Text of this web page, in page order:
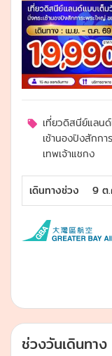
เที่ยวดิสนีย์แลน
เช้านองปิงสักก
เทพเจ้าแชกง
เดินทางช่วง 9 ต
ช่วงวันเดินทาง